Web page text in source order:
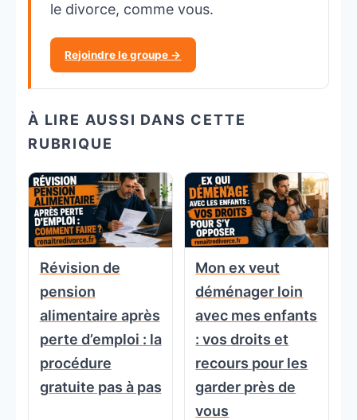
le divorce, comme vous.
Rejoindre le groupe →
À LIRE AUSSI DANS CETTE
RUBRIQUE
Révision de
pension
alimentaire après
perte d’emploi : la
procédure
gratuite pas à pas
Mon ex veut
déménager loin
avec mes enfants
: vos droits et
recours pour les
garder près de
vous